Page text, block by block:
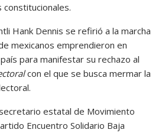
Hank Dennis se refirió a la marcha
mexicanos emprendieron en
para manifestar su rechazo al
con el que se busca mermar la
estatal de Movimiento
Encuentro Solidario Baja